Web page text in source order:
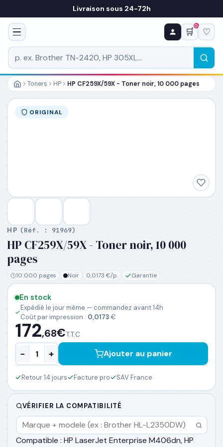
Livraison sous 24-72h
🛒
0
♡
Toners HP HP CF259X/59X - Toner noir, 10 000 pages
ORIGINAL
VÉRIFIER LA COMPATIBILITÉ
Compatible : HP LaserJet Enterprise M406dn, HP
HP (Réf. : 91969)
HP CF259X/59X - Toner noir, 10 000
pages
10 000 pages Noir 0,0173 €/p. Garantie
En stock
Expédié le jour même — commandez avant 14h
Coût par impression : 0,0173€
172,68€T.T.C
− + Ajouter au panier
Retour 14 jours Facture pro SAV France
Prévoyez & économisez
vous prépare un devis personnalisé
PRÉNOM
EMAIL PROFESSIONNEL
TÉLÉPHONE
PRÉCISEZ VOS BESOINS (OPTIONNEL)